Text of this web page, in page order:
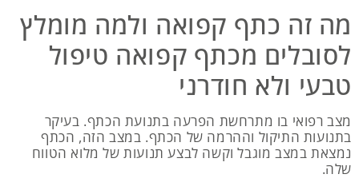
מה זה כתף קפואה ולמה מומלץ
לסובלים מכתף קפואה טיפול
טבעי ולא חודרני
מצב רפואי בו מתרחשת הפרעה בתנועת הכתף. בעיקר
בתנועות התיקול וההרמה של הכתף. במצב הזה, הכתף
נמצאת במצב מוגבל וקשה לבצע תנועות של מלוא הטווח
שלה.